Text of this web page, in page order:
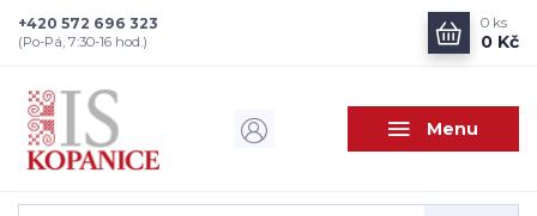
Menu
+420 572 696 323
(Po-Pá, 7:30-16 hod.)
0 ks
0 Kč